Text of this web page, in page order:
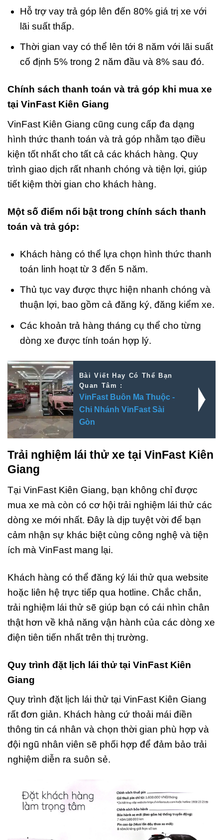
Hỗ trợ vay trả góp lên đến 80% giá trị xe với
lãi suất thấp.
Thời gian vay có thể lên tới 8 năm với lãi suất
cố định 5% trong 2 năm đầu và 8% sau đó.
Chính sách thanh toán và trả góp khi mua xe
tại VinFast Kiên Giang
VinFast Kiên Giang cũng cung cấp đa dạng
hình thức thanh toán và trả góp nhằm tạo điều
kiện tốt nhất cho tất cả các khách hàng. Quy
trình giao dịch rất nhanh chóng và tiện lợi, giúp
tiết kiệm thời gian cho khách hàng.
Một số điểm nổi bật trong chính sách thanh
toán và trả góp:
Khách hàng có thể lựa chọn hình thức thanh
toán linh hoạt từ 3 đến 5 năm.
Thủ tục vay được thực hiện nhanh chóng và
thuận lợi, bao gồm cả đăng ký, đăng kiểm xe.
Các khoản trả hàng tháng cụ thể cho từng
dòng xe được tính toán hợp lý.
Bài Viết Hay Có Thể Bạn
Quan Tâm :
VinFast Buôn Ma Thuộc -
Chi Nhánh VinFast Sài
Gòn
Trải nghiệm lái thử xe tại VinFast Kiên
Giang
Tại VinFast Kiên Giang, bạn không chỉ được
mua xe mà còn có cơ hội trải nghiệm lái thử các
dòng xe mới nhất. Đây là dịp tuyệt vời để bạn
cảm nhận sự khác biệt cùng công nghệ và tiện
ích mà VinFast mang lại.
Khách hàng có thể đăng ký lái thử qua website
hoặc liên hệ trực tiếp qua hotline. Chắc chắn,
trải nghiệm lái thử sẽ giúp bạn có cái nhìn chân
thật hơn về khả năng vận hành của các dòng xe
điện tiên tiến nhất trên thị trường.
Quy trình đặt lịch lái thử tại VinFast Kiên
Giang
Quy trình đặt lịch lái thử tại VinFast Kiên Giang
rất đơn giản. Khách hàng cứ thoải mái điền
thông tin cá nhân và chọn thời gian phù hợp và
đội ngũ nhân viên sẽ phối hợp để đảm bảo trải
nghiệm diễn ra suôn sẻ.